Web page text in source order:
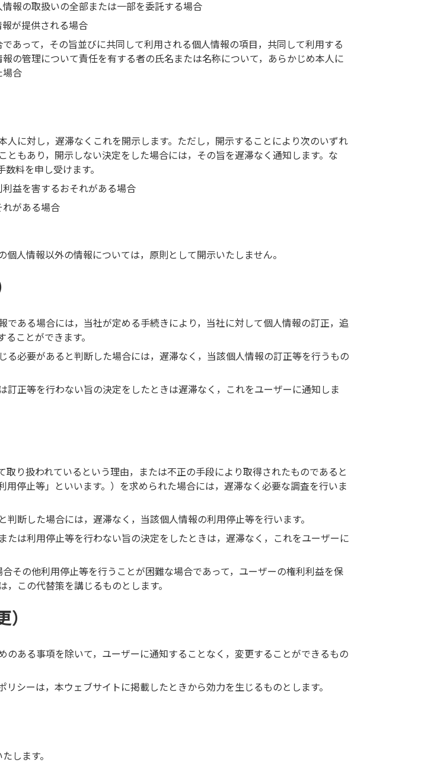
報の取扱いの全部または一部を委託する場合
が提供される場合
あって，その旨並びに共同して利用される個人情報の項目，共同して利用する
の管理について責任を有する者の氏名または名称について，あらかじめ本人に
場合
に対し，遅滞なくこれを開示します。ただし，開示することにより次のいずれ
もあり，開示しない決定をした場合には，その旨を遅滞なく通知します。な
料を申し受けます。
益を害するおそれがある場合
れがある場合
人情報以外の情報については，原則として開示いたしません。
ある場合には，当社が定める手続きにより，当社に対して個人情報の訂正，追
ことができます。
必要があると判断した場合には，遅滞なく，当該個人情報の訂正等を行うもの
正等を行わない旨の決定をしたときは遅滞なく，これをユーザーに通知しま
り扱われているという理由，または不正の手段により取得されたものであると
停止等」といいます。）を求められた場合には，遅滞なく必要な調査を行いま
断した場合には，遅滞なく，当該個人情報の利用停止等を行います。
は利用停止等を行わない旨の決定をしたときは，遅滞なく，これをユーザーに
その他利用停止等を行うことが困難な場合であって，ユーザーの権利利益を保
この代替策を講じるものとします。
ある事項を除いて，ユーザーに通知することなく，変更することができるもの
シーは，本ウェブサイトに掲載したときから効力を生じるものとします。
します。